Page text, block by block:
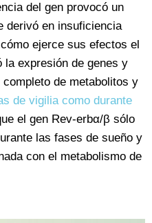
del gen provocó un
derivó en insuficiencia
ejerce sus efectos el
la expresión de genes y
de metabolitos y
de vigilia como durante
el gen Rev-erbα/β sólo
las fases de sueño y
con el metabolismo de